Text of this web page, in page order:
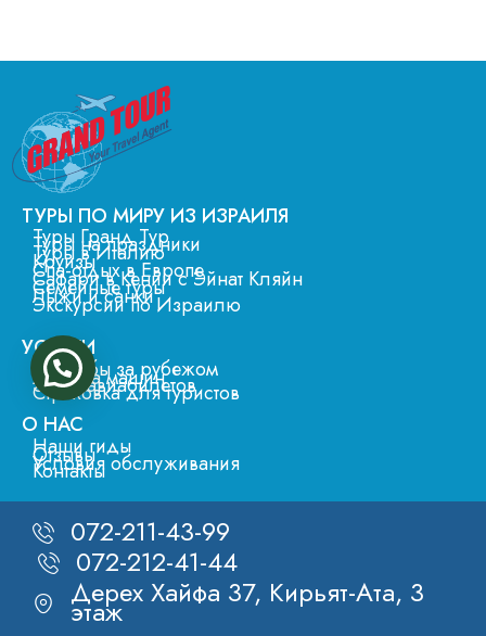
ТУРЫ ПО МИРУ ИЗ ИЗРАИЛЯ
Туры Гранд Тур
Туры на праздники
Туры в Италию
Круизы
Спа-отдых в Европе
Сафари в Кении с Эйнат Кляйн
Семейные туры
Лыжи и санки
Экскурсии по Израилю
УСЛУГИ
Свадьбы за рубежом
Аренда машин
Заказ авиабилетов
Страховка для туристов
О НАС
Наши гиды
Отзывы
Условия обслуживания
Контакты
072-211-43-99
072-212-41-44
Дерех Хайфа 37, Кирьят-Ата, 3
этаж